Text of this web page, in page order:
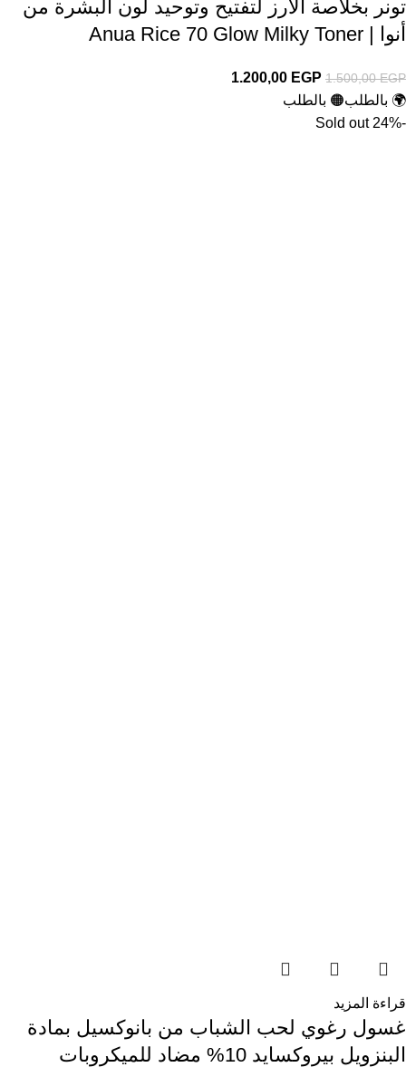
تونر بخلاصة الأرز لتفتيح وتوحيد لون البشرة من
أنوا | Anua Rice 70 Glow Milky Toner
1.500,00EGP
1.200,00 EGP
🌍 بالطلب🟠 بالطلب
-24%
Sold out
قراءة المزيد
غسول رغوي لحب الشباب من بانوكسيل بمادة
البنزويل بيروكسايد 10% مضاد للميكروبات